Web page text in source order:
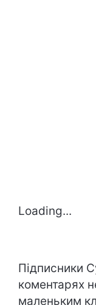
Loading...
Підписники
коментарях
маленьким